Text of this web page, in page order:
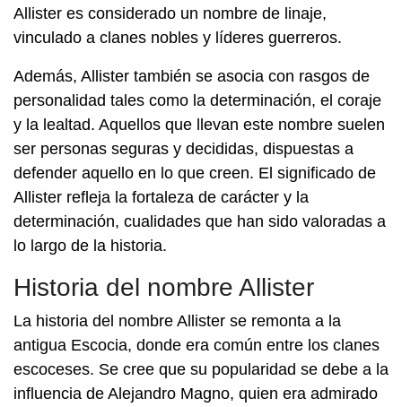
Allister es considerado un nombre de linaje,
vinculado a clanes nobles y líderes guerreros.
Además, Allister también se asocia con rasgos de
personalidad tales como la determinación, el coraje
y la lealtad. Aquellos que llevan este nombre suelen
ser personas seguras y decididas, dispuestas a
defender aquello en lo que creen. El significado de
Allister refleja la fortaleza de carácter y la
determinación, cualidades que han sido valoradas a
lo largo de la historia.
Historia del nombre Allister
La historia del nombre Allister se remonta a la
antigua Escocia, donde era común entre los clanes
escoceses. Se cree que su popularidad se debe a la
influencia de Alejandro Magno, quien era admirado